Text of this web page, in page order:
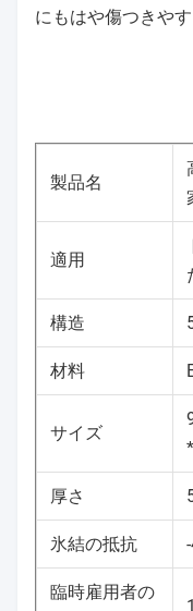
にもはや傷つきやす
製品名
適用
構造
材料
サイズ
厚さ
氷結の抵抗
臨時雇用者の